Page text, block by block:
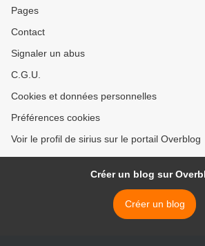
Pages
Contact
Signaler un abus
C.G.U.
Cookies et données personnelles
Préférences cookies
Voir le profil de sirius sur le portail Overblog
Créer un blog sur
Créer un blog